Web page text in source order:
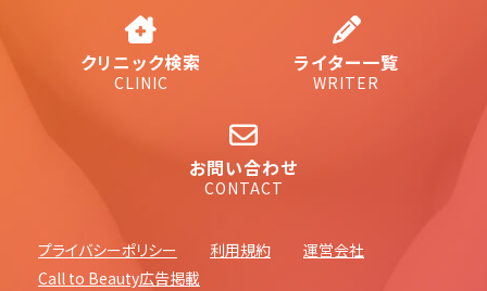
クリニック検索
CLINIC
ライター一覧
WRITER
お問い合わせ
CONTACT
プライバシーポリシー 利用規約
運営会社
Call to Beauty広告掲載